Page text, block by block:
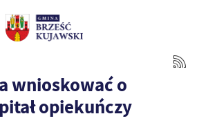
wnioskować o
opiekuńczy